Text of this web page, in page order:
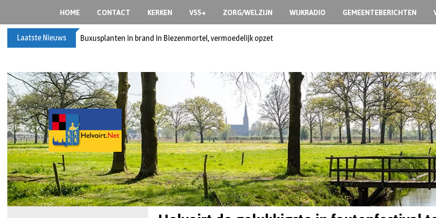
HOME CONTACT KERKEN V55+ ZORG/WELZIJN WIJKRADIO GEMEENTEBERICHTEN
Laatste Nieuws Buxusplanten in brand in Biezenmortel, vermoedelijk opzet